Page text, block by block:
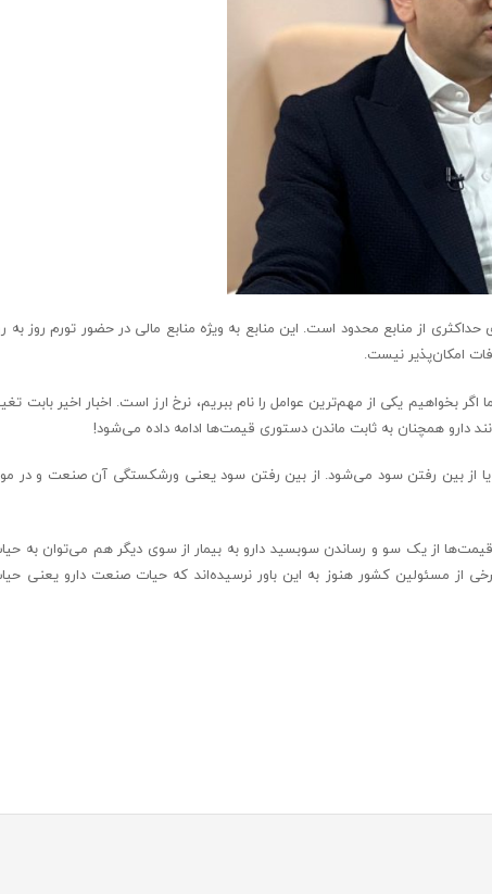
از منابع محدود است. این منابع به ویژه منابع مالی در حضور تورم روز به
امکان‌پذیر نیست.
بخواهیم یکی از مهم‌ترین عوامل را نام ببریم، نرخ ارز است. اخبار اخیر بابت
دارو همچنان به ثابت ماندن دستوری قیمت‌ها ادامه داده می‌شود!
از بین رفتن سود می‌شود. از بین رفتن سود یعنی ورشکستگی آن صنعت و در
قیمت‌ها از یک سو و رساندن سوبسید دارو به بیمار از سوی دیگر هم می‌توان به
از مسئولین کشور هنوز به این باور نرسیده‌اند که حیات صنعت دارو یعنی